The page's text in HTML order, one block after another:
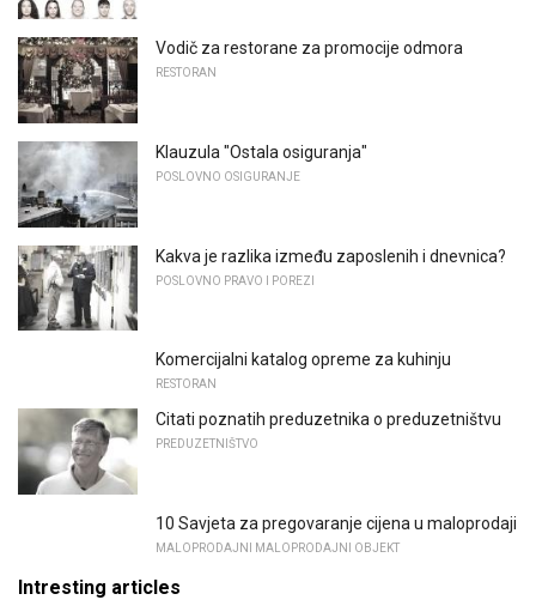
Vodič za restorane za promocije odmora
RESTORAN
Klauzula "Ostala osiguranja"
POSLOVNO OSIGURANJE
Kakva je razlika između zaposlenih i dnevnica?
POSLOVNO PRAVO I POREZI
Komercijalni katalog opreme za kuhinju
RESTORAN
Citati poznatih preduzetnika o preduzetništvu
PREDUZETNIŠTVO
10 Savjeta za pregovaranje cijena u maloprodaji
MALOPRODAJNI MALOPRODAJNI OBJEKT
Intresting articles